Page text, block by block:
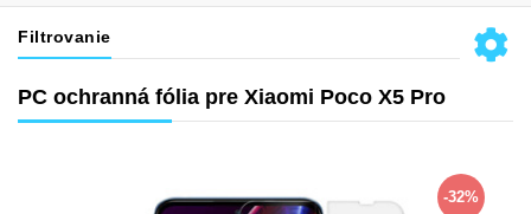
Filtrovanie
PC ochranná fólia pre Xiaomi Poco X5 Pro
-32%